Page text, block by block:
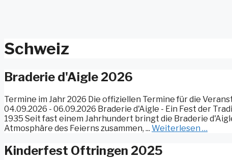
Schweiz
Braderie d'Aigle 2026
Termine im Jahr 2026 Die offiziellen Termine für die
04.09.2026 - 06.09.2026 Braderie d'Aigle - Ein Fest der
1935 Seit fast einem Jahrhundert bringt die Braderie
Atmosphäre des Feierns zusammen, ... Weiterlesen …
Kinderfest Oftringen 2025